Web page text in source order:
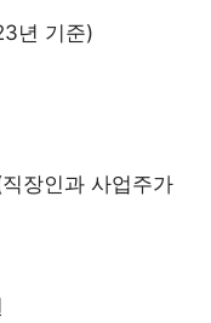
년 기준)
장인과 사업주가